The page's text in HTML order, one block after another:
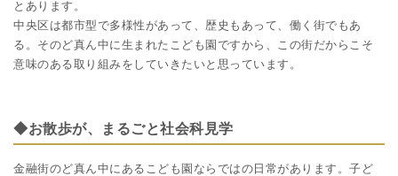
とあります。
中央区は都市型で多様性があって、歴史もあって、働く街でもあ
る。そのど真ん中に生まれたこども園ですから、この街だからこそ
意味のある取り組みをしていきたいと思っています。
◆お散歩が、まるごと社会科見学
金融街のど真ん中にあるこども園ならではの日常があります。子ど